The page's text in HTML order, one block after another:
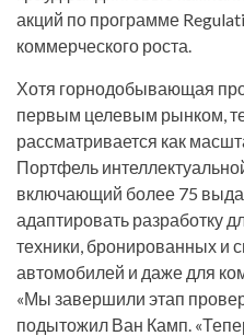
акций по программе
коммерческого роста.
Хотя горнодобывающая
первым целевым рынком,
рассматривается как
Портфель
включающий более 75
адаптировать разработку
техники, бронированных и
автомобилей и даже для
«Мы завершили этап
подытожил Ван Камп.